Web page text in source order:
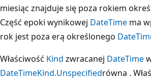
miesiąc znajduje się poza rokiem
Część epoki wynikowej DateTime ma
rok jest poza erą określonego
Właściwość Kind zwracanej DateTime
DateTimeKind.Unspecifiedrówna .